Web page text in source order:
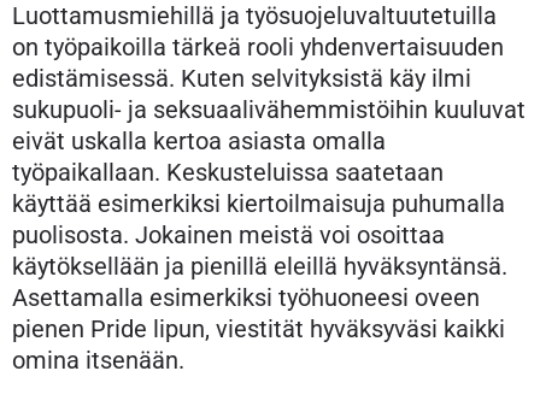
Luottamusmiehillä ja työsuojeluvaltuutetuilla
on työpaikoilla tärkeä rooli yhdenvertaisuuden
edistämisessä. Kuten selvityksistä käy ilmi
sukupuoli- ja seksuaalivähemmistöihin kuuluvat
eivät uskalla kertoa asiasta omalla
työpaikallaan. Keskusteluissa saatetaan
käyttää esimerkiksi kiertoilmaisuja puhumalla
puolisosta. Jokainen meistä voi osoittaa
käytöksellään ja pienillä eleillä hyväksyntänsä.
Asettamalla esimerkiksi työhuoneesi oveen
pienen Pride lipun, viestität hyväksyväsi kaikki
omina itsenään.